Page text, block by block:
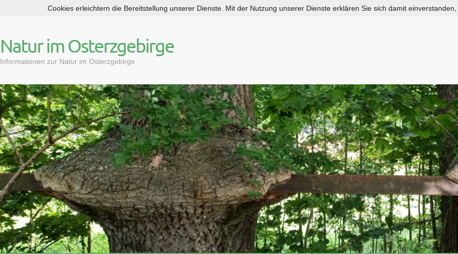
p
t
c
o
n
t
e
n
t
Natur im Osterzgebirge
Informationen zur Natur im Osterzgebirge
Cookies erleichtern die Bereitstellung unserer Dienste. Mit der Nutzung unserer Dienste erklären Sie sich damit einverstanden,